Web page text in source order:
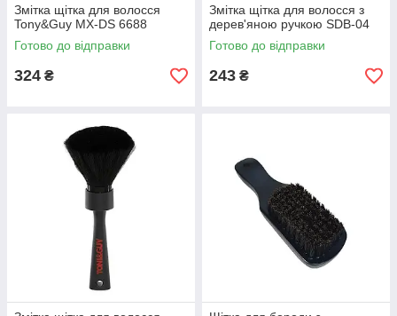
Змітка щітка для волосся
Tony&Guy MX-DS 6688
Готово до відправки
324 ₴
Змітка щітка для волосся з
дерев'яною ручкою SDB-04
Готово до відправки
243 ₴